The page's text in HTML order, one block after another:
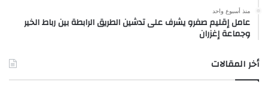
منذ أسبوع واحد
عامل إقليم صفرو يشرف على تدشين الطريق الرابطة بين رباط الخير
وجماعة إغزران
أخر المقالات